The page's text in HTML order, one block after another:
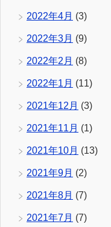
2022年4月 (3)
2022年3月 (9)
2022年2月 (8)
2022年1月 (11)
2021年12月 (3)
2021年11月 (1)
2021年10月 (13)
2021年9月 (2)
2021年8月 (7)
2021年7月 (7)